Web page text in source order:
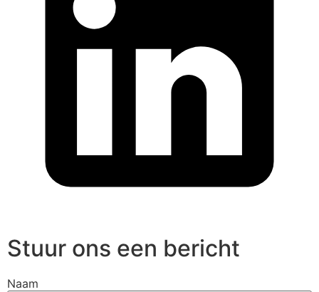
Stuur ons een bericht
Naam